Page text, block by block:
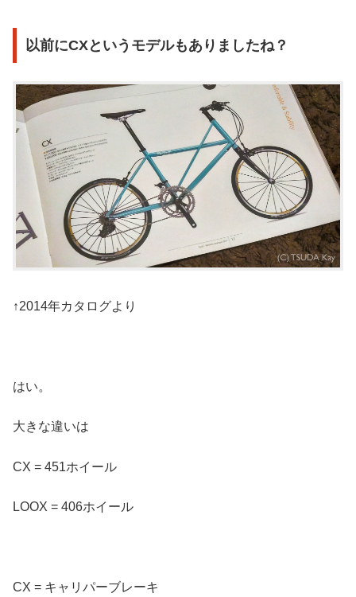
以前にCXというモデルもありましたね？
↑2014年カタログより
はい。
大きな違いは
CX = 451ホイール
LOOX = 406ホイール
CX = キャリパーブレーキ